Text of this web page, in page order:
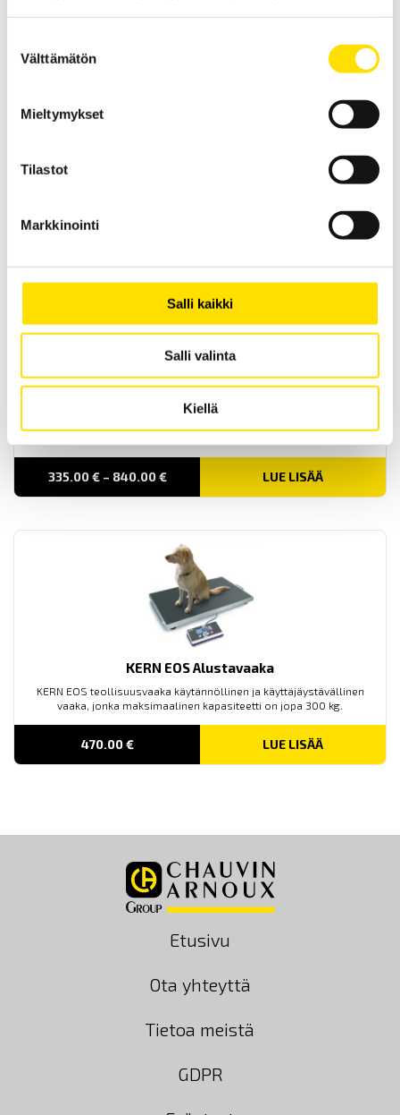
valinta
Välttämätön
Mieltymykset
Tilastot
Markkinointi
Salli kaikki
Salli valinta
Kiellä
teollisuusympäristöihin. Maksimaalinen kapasiteetti on jopa 300
KERN IOC Alustavaaka
335.00€ – 840.00€Price
335.00 €
840.00 €
LUE LISÄÄ
KERN EOS Alustavaaka
KERN EOS teollisuusvaaka käytännöllinen ja käyttäjäystävällinen
vaaka, jonka maksimaalinen kapasiteetti on jopa 300 kg.
470.00€ LUE LISÄÄ
Etusivu
Ota yhteyttä
Tietoa meistä
GDPR